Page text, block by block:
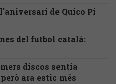
de Quico Pi
del futbol català:
discos sentia
ara estic més